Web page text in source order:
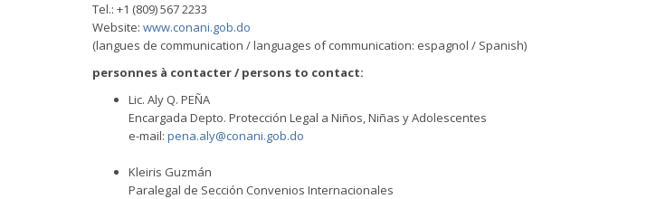
Tel.: +1 (809) 567 2233
Website: www.conani.gob.do
(langues de communication / languages of communication: espagnol / Spanish)
personnes à contacter / persons to contact:
Lic. Aly Q. PEÑA
Encargada Depto. Protección Legal a Niños, Niñas y Adolescentes
e-mail: pena.aly@conani.gob.do
Kleiris Guzmán
Paralegal de Sección Convenios Internacionales